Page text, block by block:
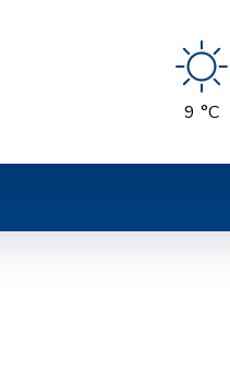
9 °C